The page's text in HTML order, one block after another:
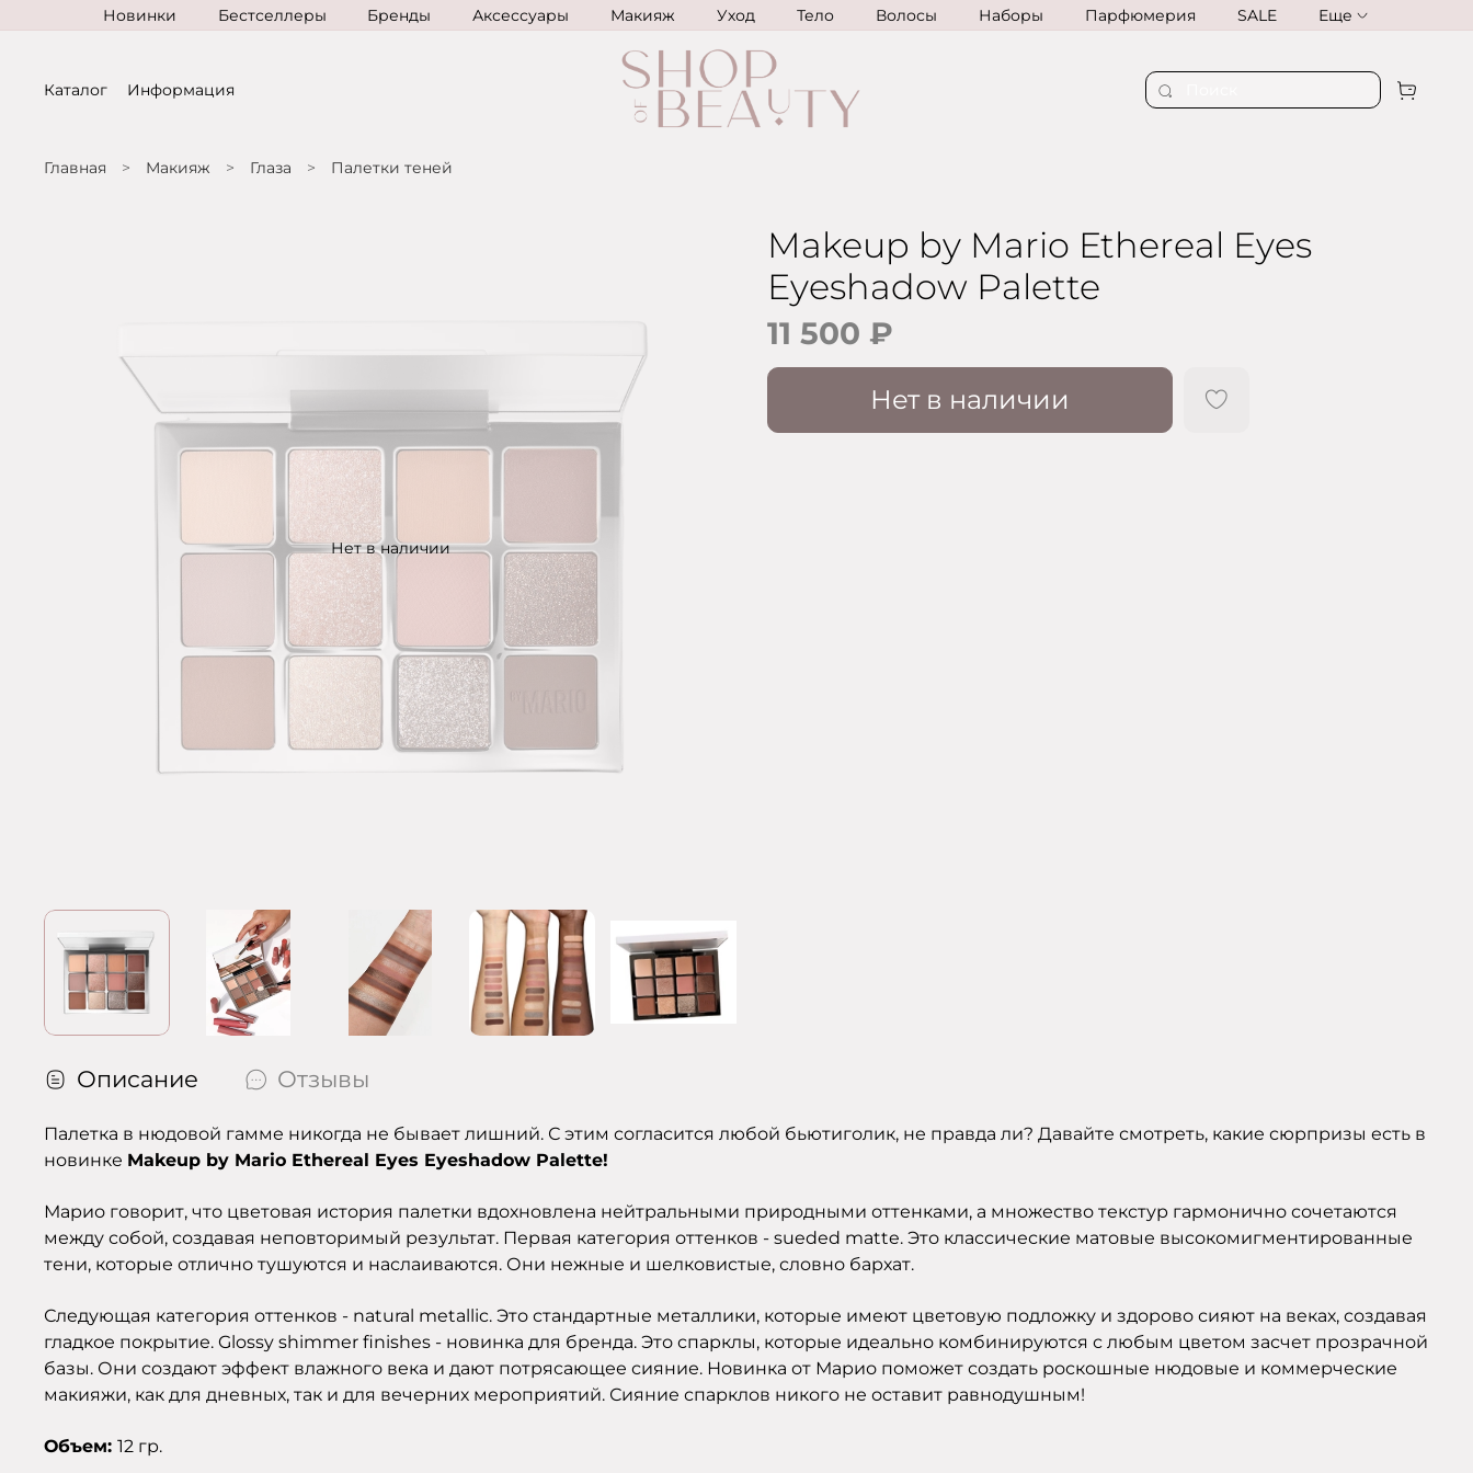
Новинки Бестселлеры Бренды Аксессуары Макияж Уход Тело Волосы Наборы Парфюмерия SALE Еще
Каталог Информация
Главная Макияж Глаза Палетки теней
Нет в наличии
Makeup by Mario Ethereal Eyes
Eyeshadow Palette
11 500 ₽
Нет в наличии
Описание Отзывы
Палетка в нюдовой гамме никогда не бывает лишний. С этим согласится любой бьютиголик, не правда ли? Давайте смотреть, какие сюрпризы есть в
новинке Makeup by Mario Ethereal Eyes Eyeshadow Palette!
Марио говорит, что цветовая история палетки вдохновлена нейтральными природными оттенками, а множество текстур гармонично сочетаются
между собой, создавая неповторимый результат. Первая категория оттенков - sueded matte. Это классические матовые высокомигментированные
тени, которые отлично тушуются и наслаиваются. Они нежные и шелковистые, словно бархат.
Следующая категория оттенков - natural metallic. Это стандартные металлики, которые имеют цветовую подложку и здорово сияют на веках, создавая
гладкое покрытие. Glossy shimmer finishes - новинка для бренда. Это спарклы, которые идеально комбинируются с любым цветом засчет прозрачной
базы. Они создают эффект влажного века и дают потрясающее сияние. Новинка от Марио поможет создать роскошные нюдовые и коммерческие
макияжи, как для дневных, так и для вечерних мероприятий. Сияние спарклов никого не оставит равнодушным!
Объем: 12 гр.